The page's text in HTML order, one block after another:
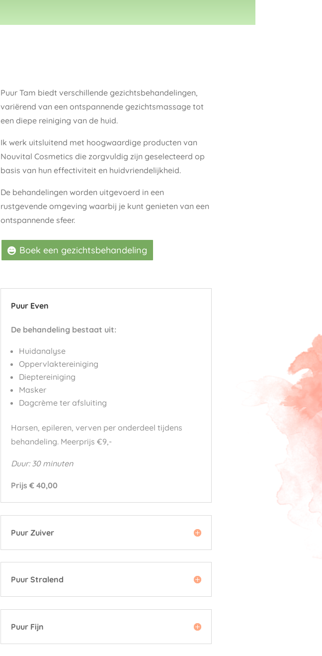
Puur Tam biedt verschillende gezichtsbehandelingen,
variërend van een ontspannende gezichtsmassage tot
een diepe reiniging van de huid.
Ik werk uitsluitend met hoogwaardige producten van
Nouvital Cosmetics die zorgvuldig zijn geselecteerd op
basis van hun effectiviteit en huidvriendelijkheid.
De behandelingen worden uitgevoerd in een
rustgevende omgeving waarbij je kunt genieten van een
ontspannende sfeer.
Boek een gezichtsbehandeling
Puur Even
De behandeling bestaat uit:
Huidanalyse
Oppervlaktereiniging
Dieptereiniging
Masker
Dagcrème ter afsluiting
Harsen, epileren, verven per onderdeel tijdens
behandeling. Meerprijs €9,-
Duur: 30 minuten
Prijs € 40,00
Puur Zuiver
Puur Stralend
Puur Fijn